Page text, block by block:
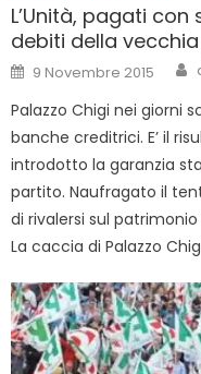
L’Unità, pagati con
debiti della
Posted
on
9 Novembre 2015
Palazzo Chigi nei giorni
banche creditrici. E’ il
introdotto la garanzia
partito. Naufragato il
di rivalersi sul
La caccia di Palazzo